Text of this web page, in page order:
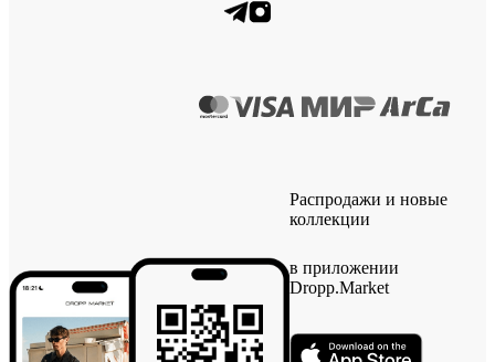
Распродажи и новые
коллекции
в приложении
Dropp.Market